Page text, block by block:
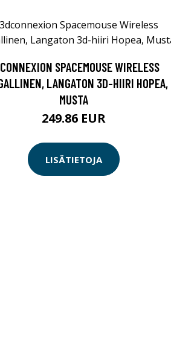
SPACEMOUSE WIRELESS
LANGATON 3D-HIIRI HOPEA,
MUSTA
249.86 EUR
LISÄTIETOJA